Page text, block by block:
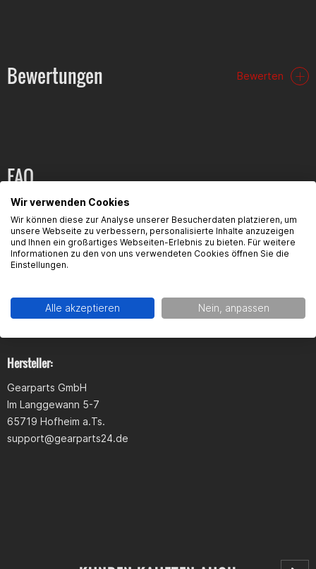
des Schiebers angepasst werden. Zusätzlich liegt eine zweite,
Bewertungen Bewerten
FAQ
Hier findest du die häufigsten Fragen und die dazugehörigen
Antworten zu diesem Artikel.
Produktsicherheit
Hersteller:
Gearparts GmbH
Im Langgewann 5-7
65719 Hofheim a.Ts.
support@gearparts24.de
Wir verwenden Cookies
Wir können diese zur Analyse unserer Besucherdaten platzieren, um
unsere Webseite zu verbessern, personalisierte Inhalte anzuzeigen
und Ihnen ein großartiges Webseiten-Erlebnis zu bieten. Für weitere
Informationen zu den von uns verwendeten Cookies öffnen Sie die
Einstellungen.
Alle akzeptieren Nein, anpassen